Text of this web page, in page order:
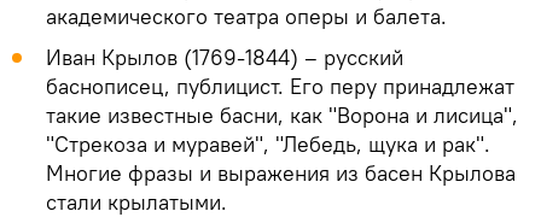
академического театра оперы и балета.
Иван Крылов (1769-1844) – русский
баснописец, публицист. Его перу принадлежат
такие известные басни, как "Ворона и лисица",
"Стрекоза и муравей", "Лебедь, щука и рак".
Многие фразы и выражения из басен Крылова
стали крылатыми.